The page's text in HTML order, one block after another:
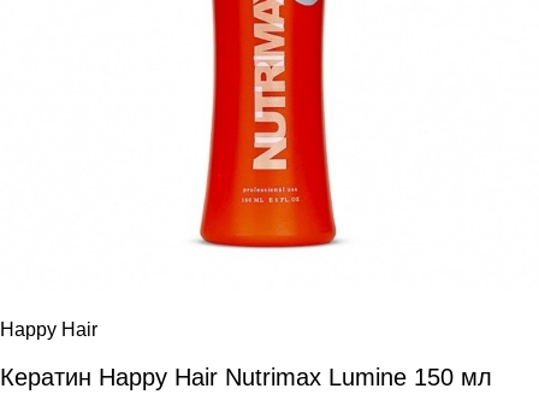
Happy Hair
Кератин Happy Hair Nutrimax Lumine 150 мл